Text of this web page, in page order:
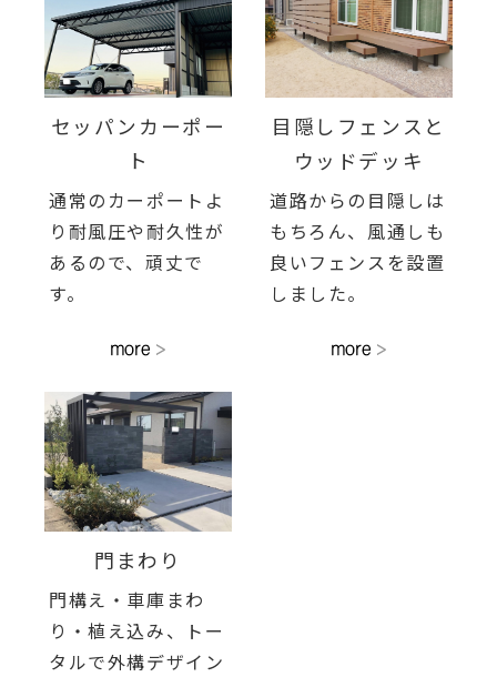
セッパンカーポー
ト
通常のカーポートよ
り 耐風圧や耐久性が
あるので、頑丈で
す。
目隠しフェンスと
ウッドデッキ
道路からの目隠しは
もちろん、風通しも
良いフェンスを設置
しました。
門まわり
門構え・車庫まわ
り・植え込み、トー
タルで外構デザイン